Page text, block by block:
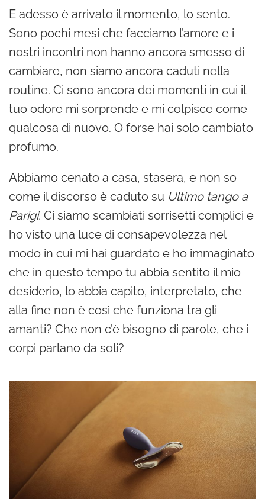
E adesso è arrivato il momento, lo sento.
Sono pochi mesi che facciamo l’amore e i
nostri incontri non hanno ancora smesso di
cambiare, non siamo ancora caduti nella
routine. Ci sono ancora dei momenti in cui il
tuo odore mi sorprende e mi colpisce come
qualcosa di nuovo. O forse hai solo cambiato
profumo.
Abbiamo cenato a casa, stasera, e non so
come il discorso è caduto su Ultimo tango a
Parigi. Ci siamo scambiati sorrisetti complici e
ho visto una luce di consapevolezza nel
modo in cui mi hai guardato e ho immaginato
che in questo tempo tu abbia sentito il mio
desiderio, lo abbia capito, interpretato, che
alla fine non è così che funziona tra gli
amanti? Che non c’è bisogno di parole, che i
corpi parlano da soli?